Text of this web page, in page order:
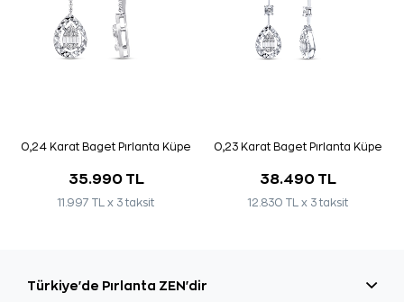
0,24 Karat Baget Pırlanta Küpe
35.990 TL
11.997 TL x 3 taksit
0,23 Karat Baget Pırlanta Küpe
38.490 TL
12.830 TL x 3 taksit
Türkiye'de Pırlanta ZEN'dir